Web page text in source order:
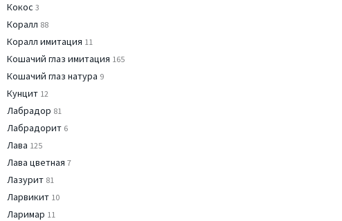
Кокос 3
Коралл 88
Коралл имитация 11
Кошачий глаз имитация 165
Кошачий глаз натура 9
Кунцит 12
Лабрадор 81
Лабрадорит 6
Лава 125
Лава цветная 7
Лазурит 81
Ларвикит 10
Ларимар 11